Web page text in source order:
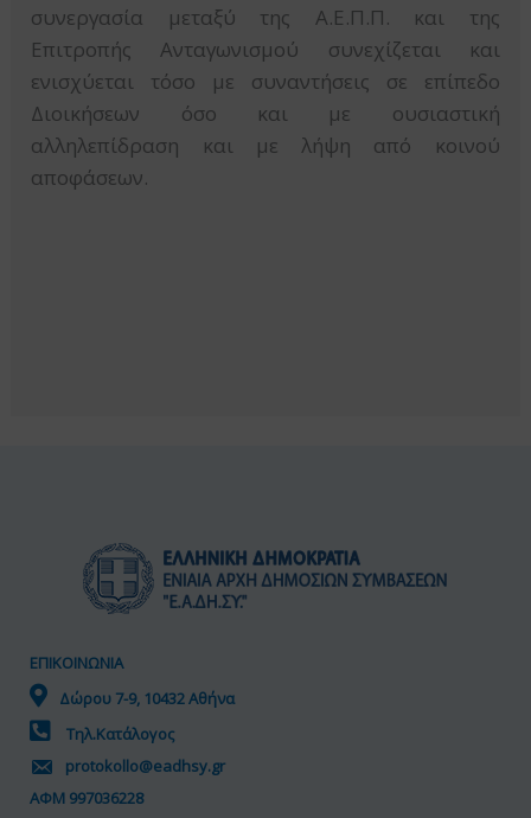
συνεργασία μεταξύ της Α.Ε.Π.Π. και της
Επιτροπής Ανταγωνισμού συνεχίζεται και
ενισχύεται τόσο με συναντήσεις σε επίπεδο
Διοικήσεων όσο και με ουσιαστική
αλληλεπίδραση και με λήψη από κοινού
αποφάσεων.
ΕΠΙΚΟΙΝΩΝΙΑ
Δώρου 7-9, 10432 Αθήνα
Τηλ.Κατάλογος
protokollo@eadhsy.gr
ΑΦΜ 997036228